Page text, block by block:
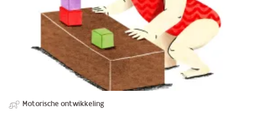
Motorische ontwikkeling